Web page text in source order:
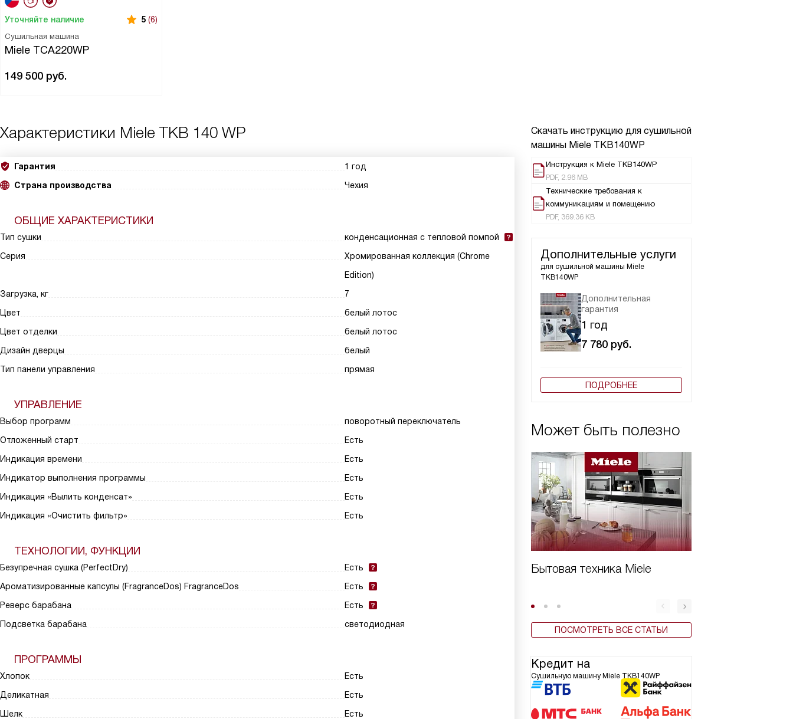
Уточняйте наличие 5 (6)
Сушильная машина
Miele TCA220WP
149 500 руб.
Скачать инструкцию для сушильной
машины Miele TKB140WP
Инструкция к Miele TKB140WP
PDF, 2.96 MB
Технические требования к
коммуникациям и помещению
PDF, 369.36 KB
Дополнительные услуги
для сушильной машины Miele
TKB140WP
Дополнительная
гарантия
1 год
7 780 руб.
ПОДРОБНЕЕ
Может быть полезно
Бытовая техника Miele
ПОСМОТРЕТЬ ВСЕ СТАТЬИ
Кредит на
Сушильную машину Miele TKB140WP
Характеристики Miele TKB 140 WP
Гарантия
1 год
Страна производства
Чехия
ОБЩИЕ ХАРАКТЕРИСТИКИ
Тип сушки
конденсационная с тепловой помпой
Серия
Хромированная коллекция (Chrome
Edition)
Загрузка, кг
7
Цвет
белый лотос
Цвет отделки
белый лотос
Дизайн дверцы
белый
Тип панели управления
прямая
УПРАВЛЕНИЕ
Выбор программ
поворотный переключатель
Отложенный старт
Есть
Индикация времени
Есть
Индикатор выполнения программы
Есть
Индикация «Вылить конденсат»
Есть
Индикация «Очистить фильтр»
Есть
ТЕХНОЛОГИИ, ФУНКЦИИ
Безупречная сушка (PerfectDry)
Есть
Ароматизированные капсулы (FragranceDos) FragranceDos
Есть
Реверс барабана
Есть
Подсветка барабана
светодиодная
ПРОГРАММЫ
Хлопок
Есть
Деликатная
Есть
Шелк
Есть